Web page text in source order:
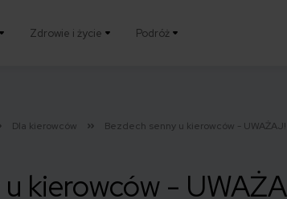
Zdrowie i życie Podróż
Dla kierowców Bezdech senny u kierowców -
u kierowców -